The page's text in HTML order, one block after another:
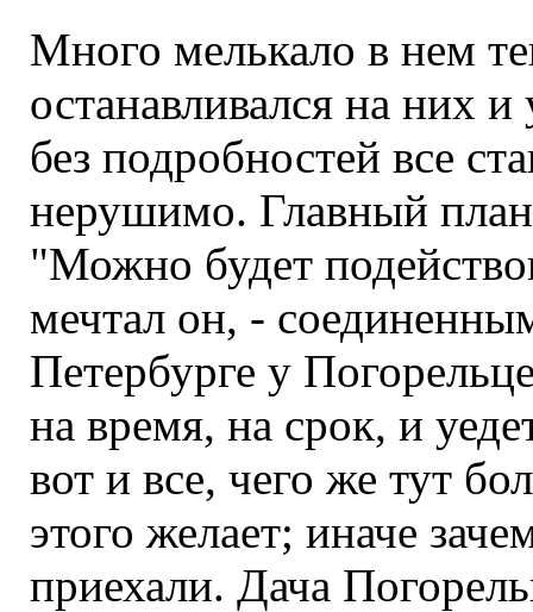
Много мелькало в нем
останавливался на них
без подробностей все
нерушимо. Главный
"Можно будет
мечтал он, -
Петербурге у
на время, на срок, и
вот и все, чего же тут
этого желает; иначе
приехали. Дача